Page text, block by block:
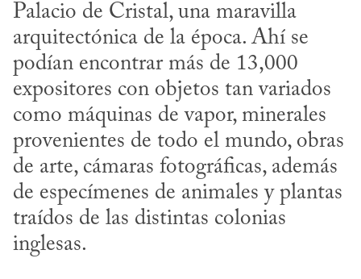
Palacio de Cristal, una maravilla
arquitectónica de la época. Ahí se
podían encontrar más de 13,000
expositores con objetos tan variados
como máquinas de vapor, minerales
provenientes de todo el mundo, obras
de arte, cámaras fotográficas, además
de especímenes de animales y plantas
traídos de las distintas colonias
inglesas.